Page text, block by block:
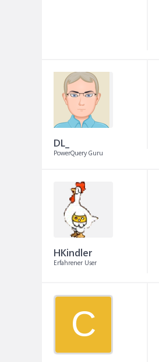
DL_
PowerQuery Guru
HKindler
Erfahrener User
C